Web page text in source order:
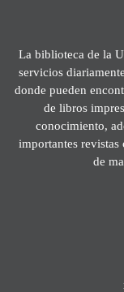
La biblioteca de la
servicios
donde pueden
de libros
conocimiento,
importantes
de